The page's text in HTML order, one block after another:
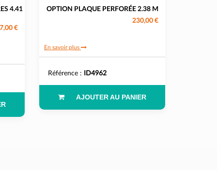
4.41
€
OPTION PLAQUE PERFORÉE 2.38 M
230,00 €
En savoir plus
Référence : ID4962
AJOUTER AU PANIER